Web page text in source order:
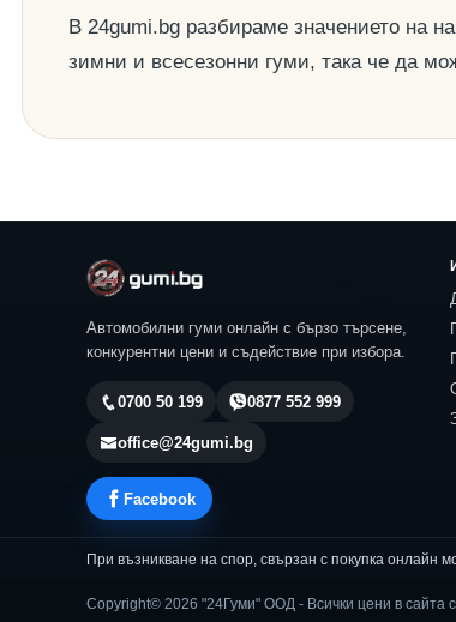
В 24gumi.bg разбираме значението на
зимни и всесезонни гуми, така че да
Автомобилни гуми онлайн с бързо търсене,
конкурентни цени и съдействие при избора.
0700 50 199 0877 552 999
office@24gumi.bg
Facebook
При възникване на спор, свързан с покупка онлайн
Copyright© 2026 "24Гуми" ООД - Всички цени в сайта